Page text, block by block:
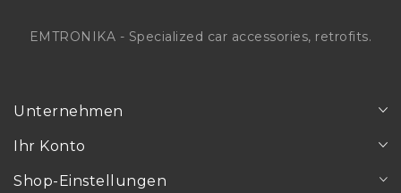
EMTRONIKA - Specialized car accessories, retrofits.
Unternehmen
Ihr Konto
Shop-Einstellungen